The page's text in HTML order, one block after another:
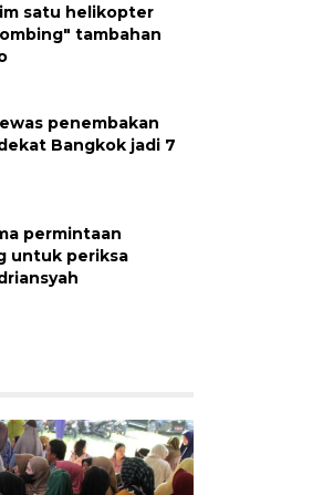
satu helikopter
tambahan
penembakan
Bangkok jadi 7
permintaan
untuk periksa